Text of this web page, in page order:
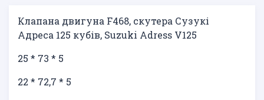
Клапана двигуна F468, скутера Сузукі
Адреса 125 кубів, Suzuki Adress V125
25 * 73 * 5
22 * ​​72,7 * 5